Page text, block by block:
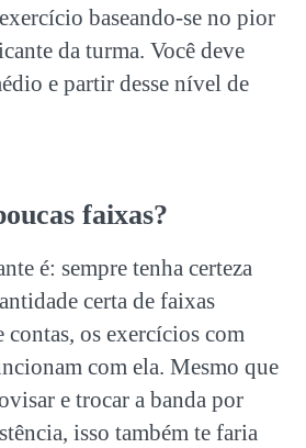
baseando-se no pior
da turma. Você deve
e partir desse nível de
faixas?
é: sempre tenha certeza
certa de faixas
contas, os exercícios com
com ela. Mesmo que
e trocar a banda por
isso também te faria